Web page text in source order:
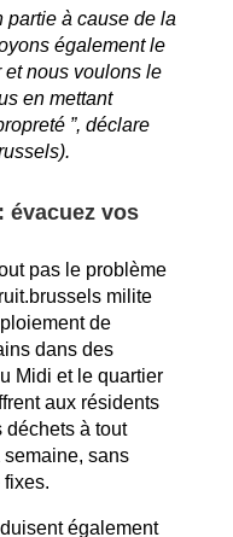
partie à cause de la
également le
nous voulons le
en mettant
”, déclare
évacuez vos
pas le problème
milite
de
dans des
Midi et le quartier
aux résidents
déchets à tout
sans
également